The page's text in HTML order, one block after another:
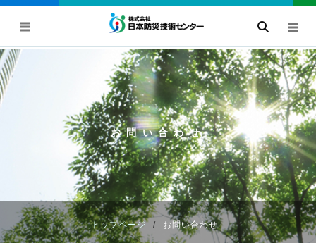
お問い合わせ
トップページ お問い合わせ